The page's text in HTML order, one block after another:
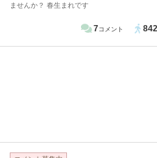
ませんか？ 春生まれです
7コメント 842